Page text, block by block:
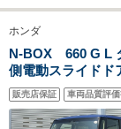
ホンダ
N-BOX 660 G L
側電動スライド
レーキ 横滑り防
ングリモコン ク
ダー
販売店保証 車両品質評